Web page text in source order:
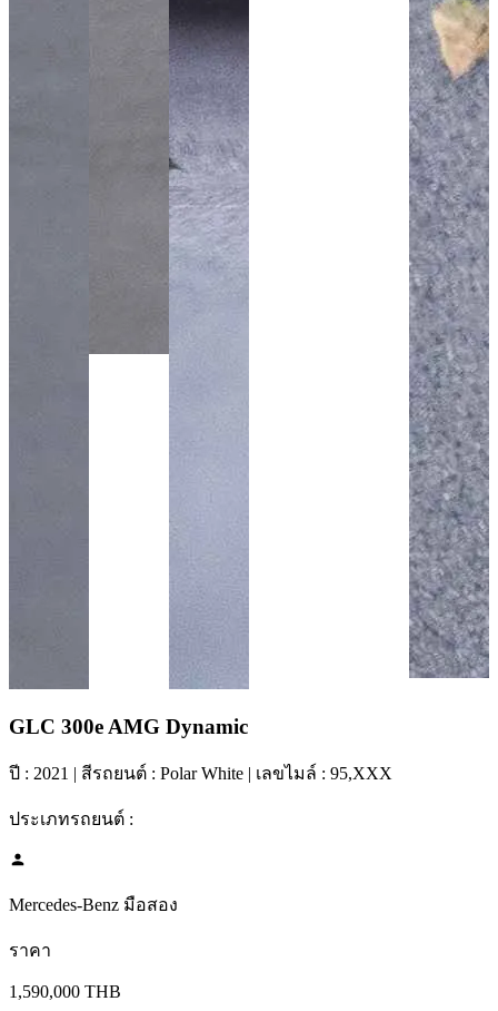
GLC 300e AMG Dynamic
ปี : 2021 | สีรถยนต์ : Polar White | เลขไมล์ : 95,XXX
ประเภทรถยนต์ :
Mercedes-Benz มือสอง
ราคา
1,590,000 THB